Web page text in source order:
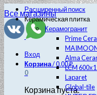
Все магазины
Вход
Корзина/0.00₽
0
Корзина пуста.
Расширенный поиск
Керамическая плитка
Керамогранит
Prime
Alma
LCM
Laparet
Global-tile